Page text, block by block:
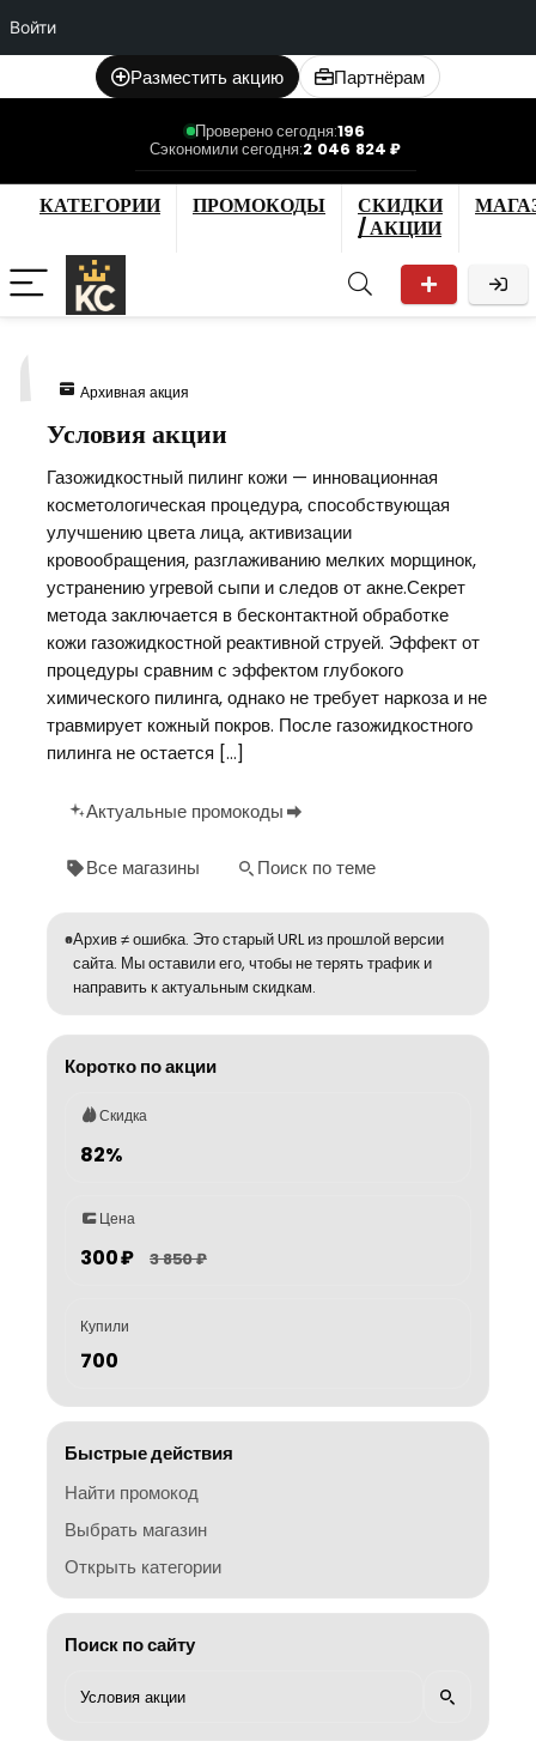
Войти
Разместить акцию Партнёрам
Проверено сегодня:196
Сэкономили сегодня:2 046 824 ₽
КАТЕГОРИИ ПРОМОКОДЫ
СКИДКИ
/ АКЦИИ
Архивная акция
Условия акции
Газожидкостный пилинг кожи — инновационная
косметологическая процедура, способствующая
улучшению цвета лица, активизации
кровообращения, разглаживанию мелких морщинок,
устранению угревой сыпи и следов от акне.Секрет
метода заключается в бесконтактной обработке
кожи газожидкостной реактивной струей. Эффект от
процедуры сравним с эффектом глубокого
химического пилинга, однако не требует наркоза и не
травмирует кожный покров. После газожидкостного
пилинга не остается […]
Актуальные промокоды
Все магазины Поиск по теме
Архив ≠ ошибка. Это старый URL из прошлой версии
сайта. Мы оставили его, чтобы не терять трафик и
направить к актуальным скидкам.
Коротко по акции
Скидка
82%
Цена
300 ₽ 3 850 ₽
Купили
700
Быстрые действия
Найти промокод
Выбрать магазин
Открыть категории
Поиск по сайту